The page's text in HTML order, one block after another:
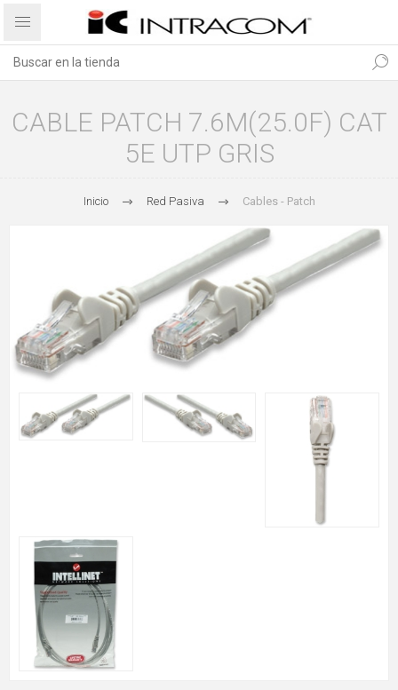
CABLE PATCH 7.6M(25.0F) CAT
5E UTP GRIS
Inicio Red Pasiva Cables - Patch